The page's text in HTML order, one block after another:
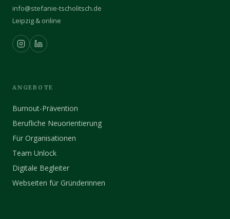
info@stefanie-tscholitsch.de
Leipzig & online
ANGEBOTE
Burnout-Prävention
Berufliche Neuorientierung
Für Organisationen
Team Unlock
Digitale Begleiter
Webseiten für Gründerinnen